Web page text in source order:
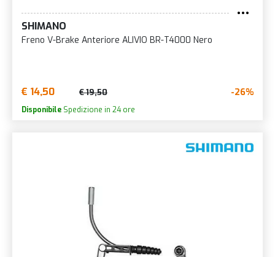
SHIMANO
Freno V-Brake Anteriore ALIVIO BR-T4000 Nero
€ 14,50 € 19,50 -26%
Disponibile Spedizione in 24 ore